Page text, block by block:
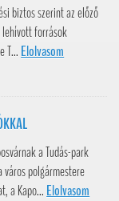
biztos szerint az előző
források
T... Elolvasom
a Tudás-park
polgármestere
a Kapo... Elolvasom